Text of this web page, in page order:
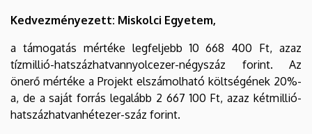
Kedvezményezett: Miskolci Egyetem,
a támogatás mértéke legfeljebb 10 668 400 Ft, azaz
tízmillió-hatszázhatvannyolcezer-négyszáz forint. Az
önerő mértéke a Projekt elszámolható költségének 20%-
a, de a saját forrás legalább 2 667 100 Ft, azaz kétmillió-
hatszázhatvanhétezer-száz forint.